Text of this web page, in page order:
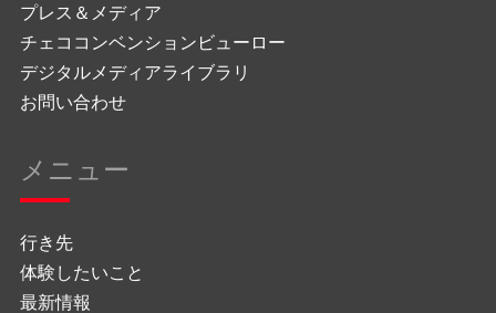
プレス＆メディア
チェココンベンションビューロー
デジタルメディアライブラリ
お問い合わせ
メニュー
行き先
体験したいこと
最新情報